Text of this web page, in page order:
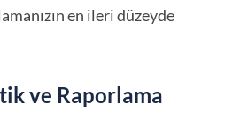
en ileri düzeyde
ve Raporlama